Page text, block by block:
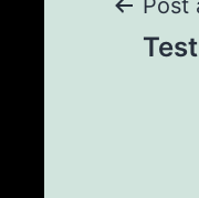
Post